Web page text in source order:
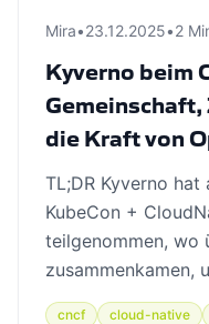
Mira•23.12.2025•2
Kyverno beim
die Kraft von
TL;DR Kyverno
KubeCon +
teilgenommen, wo
zusammenkamen,
cncf cloud-native